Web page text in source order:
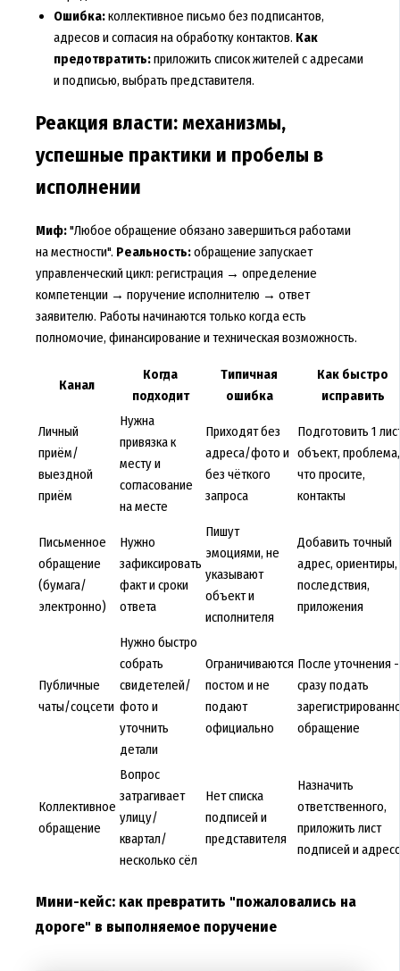
Ошибка:коллективное письмо без подписантов,
адресов и согласия на обработку контактов. Как
предотвратить:приложить список жителей с адресами
и подписью, выбрать представителя.
Реакция власти: механизмы,
успешные практики и пробелы в
исполнении
Миф:"Любое обращение обязано завершиться работами
на местности". Реальность:обращение запускает
управленческий цикл: регистрация → определение
компетенции → поручение исполнителю → ответ
заявителю. Работы начинаются только когда есть
полномочие, финансирование и техническая возможность.
Канал
Когда
подходит
Типичная
ошибка
Как быстро
исправить
Личный
приём/
выездной
приём
Нужна
привязка к
месту и
согласование
на месте
Приходят без
адреса/фото и
без чёткого
запроса
Подготовить 1
объект, проблема,
что просите,
контакты
Письменное
обращение
(бумага/
электронно)
Нужно
зафиксировать
факт и сроки
ответа
Пишут
эмоциями, не
указывают
объект и
исполнителя
Добавить точный
адрес, ориентиры,
последствия,
приложения
Публичные
чаты/соцсети
Нужно быстро
собрать
свидетелей/
фото и
уточнить
детали
Ограничиваются
постом и не
подают
официально
После уточнения -
сразу подать
обращение
Коллективное
обращение
Вопрос
затрагивает
улицу/
квартал/
несколько сёл
Нет списка
подписей и
представителя
Назначить
ответственного,
приложить лист
подписей и
Мини-кейс: как превратить "пожаловались на
дороге" в выполняемое поручение